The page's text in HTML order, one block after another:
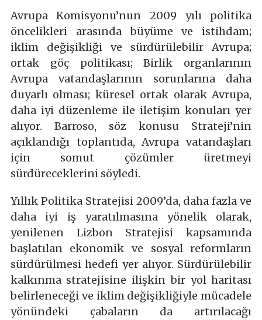
Avrupa Komisyonu’nun 2009 yılı politika
öncelikleri arasında büyüme ve istihdam;
iklim değişikliği ve sürdürülebilir Avrupa;
ortak göç politikası; Birlik organlarının
Avrupa vatandaşlarının sorunlarına daha
duyarlı olması; küresel ortak olarak Avrupa,
daha iyi düzenleme ile iletişim konuları yer
alıyor. Barroso, söz konusu Strateji’nin
açıklandığı toplantıda, Avrupa vatandaşları
için somut çözümler üretmeyi
sürdüreceklerini söyledi.
Yıllık Politika Stratejisi 2009’da, daha fazla ve
daha iyi iş yaratılmasına yönelik olarak,
yenilenen Lizbon Stratejisi kapsamında
başlatılan ekonomik ve sosyal reformların
sürdürülmesi hedefi yer alıyor. Sürdürülebilir
kalkınma stratejisine ilişkin bir yol haritası
belirleneceği ve iklim değişikliğiyle mücadele
yönündeki çabaların da artırılacağı